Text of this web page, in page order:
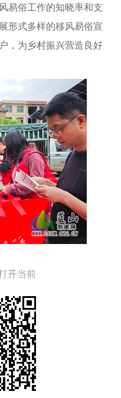
易俗工作的知晓率和支
形式多样的移风易俗宣
，为乡村振兴营造良好
开当前